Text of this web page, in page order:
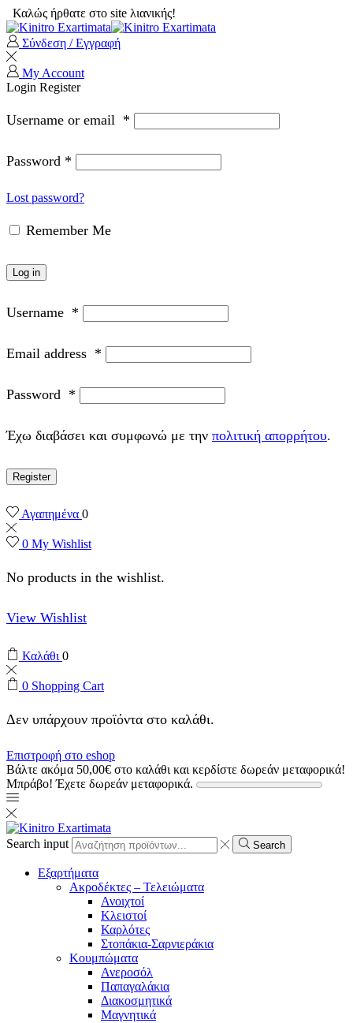
Καλώς ήρθατε στο site λιανικής!
Σύνδεση / Εγγραφή
My Account
Login Register
Username or email *
Password *
Lost password?
Remember Me
Log in
Username *
Email address *
Password *
Έχω διαβάσει και συμφωνώ με την πολιτική απορρήτου.
Register
Αγαπημένα 0
0 My Wishlist
No products in the wishlist.
View Wishlist
Καλάθι 0
0 Shopping Cart
Δεν υπάρχουν προϊόντα στο καλάθι.
Επιστροφή στο eshop
Βάλτε ακόμα 50,00€ στο καλάθι και κερδίστε δωρεάν μεταφορικά!
Μπράβο! Έχετε δωρεάν μεταφορικά.
Search input Search
Εξαρτήματα
Ακροδέκτες – Τελειώματα
Ανοιχτοί
Κλειστοί
Καρλότες
Στοπάκια-Σαρνιεράκια
Κουμπώματα
Ανεροσόλ
Παπαγαλάκια
Διακοσμητικά
Μαγνητικά